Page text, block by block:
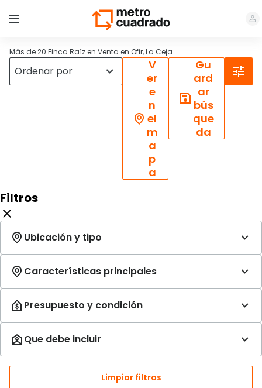
Más de 20 Finca Raíz en Venta en Ofir, La Ceja
V
er
e
n
el
m
a
p
a
Gu
ard
ar
bús
que
da
Filtros
Limpiar filtros